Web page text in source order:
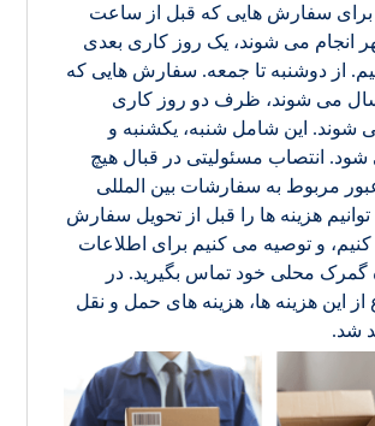
سفارش هایی که قبل از ساعت
انجام می شوند، یک روز کاری بعدی
از دوشنبه تا جمعه. سفارش هایی که
می شوند، ظرف دو روز کاری
شوند. این شامل شنبه، یکشنبه و
شود. انتصاب مسئولیتی در قبال هیچ
مربوط به سفارشات بین المللی
توانیم هزینه ها را قبل از تحویل سفارش
و توصیه می کنیم برای اطلاعات
گمرک محلی خود تماس بگیرید. در
این هزینه ها، هزینه های حمل و نقل
شد.